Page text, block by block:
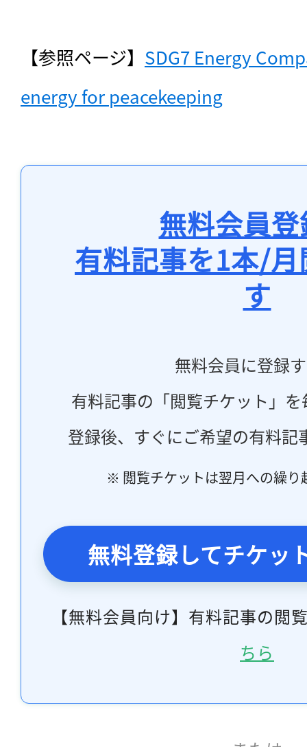
【参照ページ】 SDG7 Energy
energy for peacekeeping
無料会員
有料記事を1本/
す
無料会員に登録
有料記事の「閲覧チケット」
登録後、すぐにご希望の有料記
※ 閲覧チケットは翌月への繰り
無料登録してチケッ
【無料会員向け】有料記事の閲
ちら